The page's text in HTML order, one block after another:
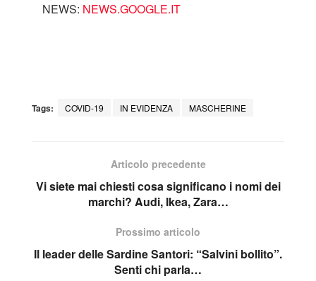
NEWS: NEWS.GOOGLE.IT
Tags: COVID-19 IN EVIDENZA MASCHERINE
Articolo precedente
Vi siete mai chiesti cosa significano i nomi dei
marchi? Audi, Ikea, Zara…
Prossimo articolo
Il leader delle Sardine Santori: “Salvini bollito”.
Senti chi parla…